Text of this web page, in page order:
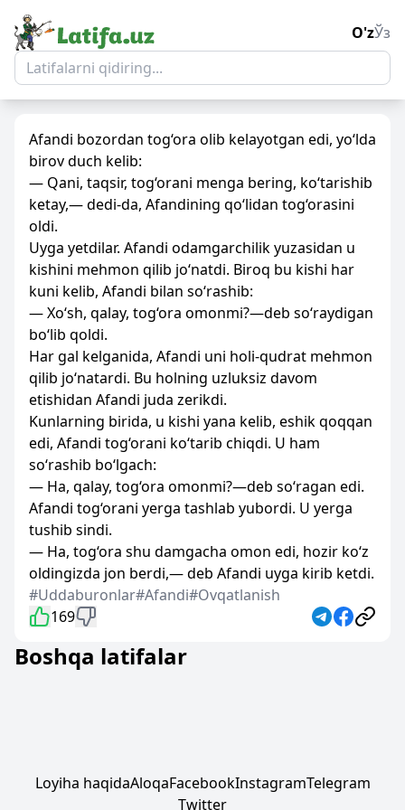
O'zЎз
Afandi bozordan tog‘ora olib kelayotgan edi, yo‘lda
birov duch kelib:
— Qani, taqsir, tog‘orani menga bering, ko‘tarishib
ketay,— dedi-da, Afandining qo‘lidan tog‘orasini
oldi.
Uyga yetdilar. Afandi odamgarchilik yuzasidan u
kishini mehmon qilib jo‘natdi. Biroq bu kishi har
kuni kelib, Afandi bilan so‘rashib:
— Xo‘sh, qalay, tog‘ora omonmi?—deb so‘raydigan
bo‘lib qoldi.
Har gal kelganida, Afandi uni holi-qudrat mehmon
qilib jo‘natardi. Bu holning uzluksiz davom
etishidan Afandi juda zerikdi.
Kunlarning birida, u kishi yana kelib, eshik qoqqan
edi, Afandi tog‘orani ko‘tarib chiqdi. U ham
so‘rashib bo‘lgach:
— Ha, qalay, tog‘ora omonmi?—deb so‘ragan edi.
Afandi tog‘orani yerga tashlab yubordi. U yerga
tushib sindi.
— Ha, tog‘ora shu damgacha omon edi, hozir ko‘z
oldingizda jon berdi,— deb Afandi uyga kirib ketdi.
#Uddaburonlar#Afandi#Ovqatlanish
169
Boshqa latifalar
Loyiha haqidaAloqaFacebookInstagramTelegram
Twitter